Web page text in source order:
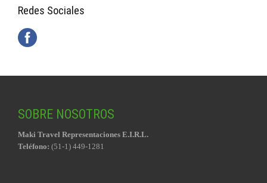
Redes Sociales
SOBRE NOSOTROS
Maki Travel Representaciones E.I.R.L.
Teléfono: (51-1) 449-1281